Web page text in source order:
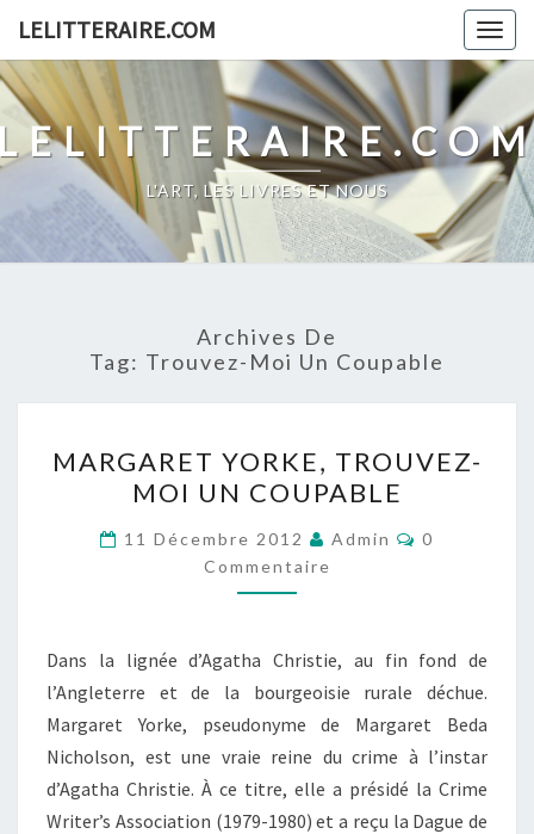
content
LELITTERAIRE.COM
L'ART, LES LIVRES ET NOUS
Archives De
Tag: Trouvez-Moi Un Coupable
YORKE,
TROUVEZ-
MOI
UN
COUPABLE
MARGARET YORKE, TROUVEZ-
MOI UN COUPABLE
11 Décembre 2012 Admin
0
Commentaire
Dans la lignée d’Agatha Christie, au fin fond de
l’Angleterre et de la bourgeoisie rurale déchue.
Margaret Yorke, pseudonyme de Margaret Beda
Nicholson, est une vraie reine du crime à l’instar
d’Agatha Christie. À ce titre, elle a présidé la Crime
Writer’s Association (1979-1980) et a reçu la Dague de